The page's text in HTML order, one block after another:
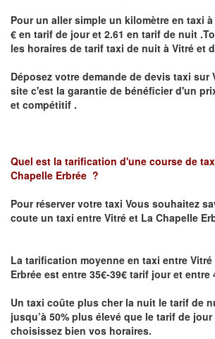
Pour un aller simple un kilomètre en taxi à
€ en tarif de jour et 2.61 en tarif de nuit
les horaires de tarif taxi de nuit à Vitré et
Déposez votre demande de devis taxi sur
site c'est la garantie de bénéficier d'un
et compétitif .
Quel est la tarification d'une course de
Chapelle Erbrée ?
Pour réserver votre taxi Vous souhaitez
coute un taxi entre Vitré et La Chapelle
La tarification moyenne en taxi entre
Erbrée est entre 35€-39€ tarif jour et
Un taxi coûte plus cher la nuit le tarif de
jusqu’à 50% plus élevé que le tarif de
choisissez bien vos horaires.